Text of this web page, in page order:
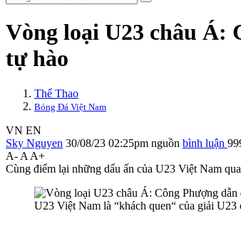
Vòng loại U23 châu Á:
tự hào
Thể Thao
Bóng Đá Việt Nam
VN EN
Sky Nguyen 30/08/23 02:25pm nguồn bình luận
A- A A+
Cùng điểm lại những dấu ấn của U23 Việt Nam
U23 Việt Nam là “khách quen“ của giải U23